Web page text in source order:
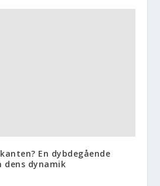
En dybdegående
dynamik